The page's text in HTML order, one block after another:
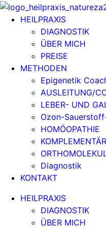
HEILPRAXIS
DIAGNOSTIK
ÜBER MICH
PREISE
METHODEN
Epigenetik
AUSLEITUNG/
LEBER- UND
Ozon-
HOMÖOPATHIE
Diagnostik
KONTAKT
HEILPRAXIS
DIAGNOSTIK
ÜBER MICH